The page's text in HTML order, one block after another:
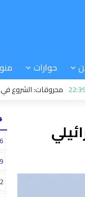
حوارات
الشروع في عملية